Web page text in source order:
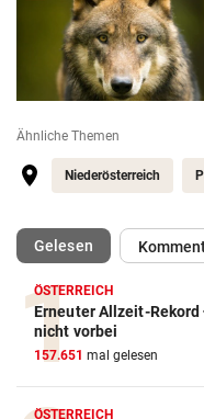
Ähnliche Themen
Niederösterreich
Gelesen(ausgewählt)
ÖSTERREICH
Erneuter Allzeit-Rekord
nicht vorbei
157.651 mal gelesen
ÖSTERREICH